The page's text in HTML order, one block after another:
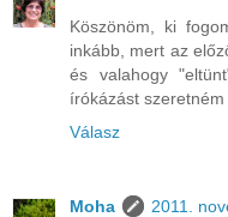
Köszönöm, ki
inkább, mert az
és valahogy
írókázást szeretném
Válasz
Moha
2011.